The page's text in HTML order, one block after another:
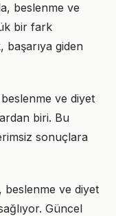
beslenme ve
bir fark
başarıya giden
ve diyet
biri. Bu
sonuçlara
beslenme ve diyet
Güncel